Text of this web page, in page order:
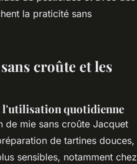
la praticité sans
croûte et les
l'utilisation quotidienne
de mie sans croûte Jacquet
de tartines douces,
sensibles, notamment chez